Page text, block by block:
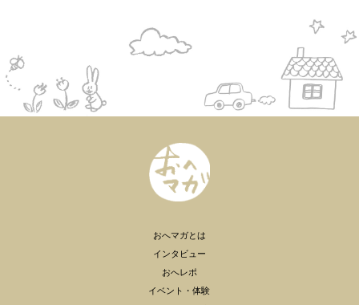
おへマガとは
インタビュー
おへレポ
イベント・体験